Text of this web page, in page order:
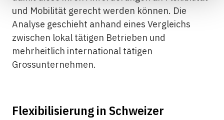
und Mobilität gerecht werden können. Die
Analyse geschieht anhand eines Vergleichs
zwischen lokal tätigen Betrieben und
mehrheitlich international tätigen
Grossunternehmen.
Flexibilisierung in Schweizer